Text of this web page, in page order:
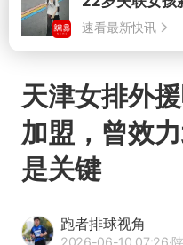
天津女排外
加盟，曾效
是关键
跑者排球视角